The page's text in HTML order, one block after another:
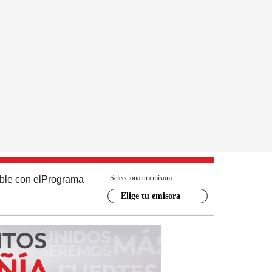
con el Programa Selecciona tu emisora
Elige tu emisora